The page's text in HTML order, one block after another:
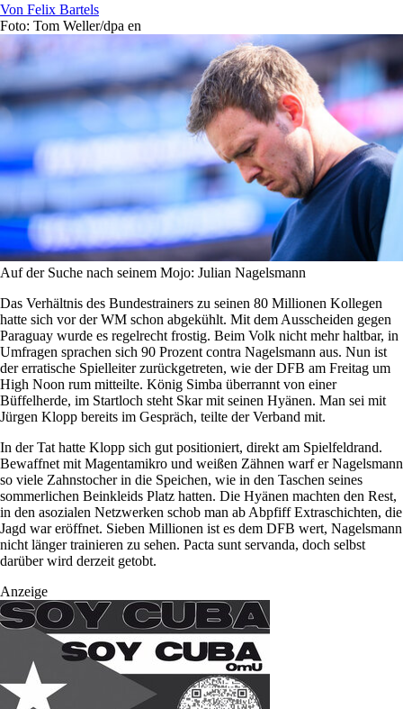
Von Felix Bartels
Foto: Tom Weller/dpa en
Auf der Suche nach seinem Mojo: Julian Nagelsmann
Das Verhältnis des Bundestrainers zu seinen 80 Millionen Kollegen
hatte sich vor der WM schon abgekühlt. Mit dem Ausscheiden gegen
Paraguay wurde es regelrecht frostig. Beim Volk nicht mehr haltbar, in
Umfragen sprachen sich 90 Prozent contra Nagelsmann aus. Nun ist
der erratische Spielleiter zurückgetreten, wie der DFB am Freitag um
High Noon rum mitteilte. König Simba überrannt von einer
Büffelherde, im Startloch steht Skar mit seinen Hyänen. Man sei mit
Jürgen Klopp bereits im Gespräch, teilte der Verband mit.
In der Tat hatte Klopp sich gut positioniert, direkt am Spielfeldrand.
Bewaffnet mit Magenta­mikro und weißen Zähnen warf er Nagelsmann
so viele Zahnstocher in die Speichen, wie in den Taschen seines
sommerlichen Beinkleids Platz hatten. Die Hyänen machten den Rest,
in den asozialen Netzwerken schob man ab Abpfiff Extraschichten, die
Jagd war eröffnet. Sieben Millionen ist es dem DFB wert, Nagelsmann
nicht länger trainieren zu sehen. Pacta sunt servanda, doch selbst
darüber wird derzeit getobt.
Anzeige